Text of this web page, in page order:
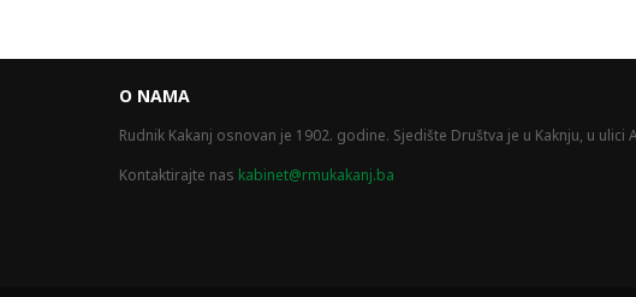
O NAMA
Rudnik Kakanj osnovan je 1902. godine. Sjedište Društva je u Kaknju, u ulici
Kontaktirajte nas kabinet@rmukakanj.ba